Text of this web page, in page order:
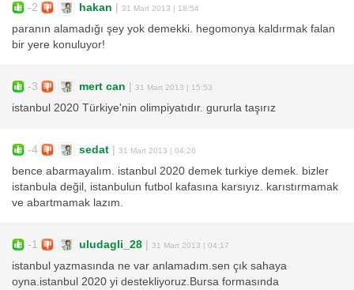
-2 hakan | 31 Mart 2013 | 18:54
paranın alamadığı şey yok demekki. hegomonya kaldırmak falan
bir yere konuluyor!
-3 mert can | 31 Mart 2013 | 15:53
istanbul 2020 Türkiye'nin olimpiyatıdır. gururla taşırız
-4 sedat | 31 Mart 2013 | 04:26
bence abarmayalım. istanbul 2020 demek turkiye demek. bizler
istanbula değil, istanbulun futbol kafasına karsıyız. karıstırmamak
ve abartmamak lazım.
-1 uludagli_28 | 31 Mart 2013 | 04:17
istanbul yazmasında ne var anlamadım.sen çık sahaya
oyna.istanbul 2020 yi destekliyoruz.Bursa formasında